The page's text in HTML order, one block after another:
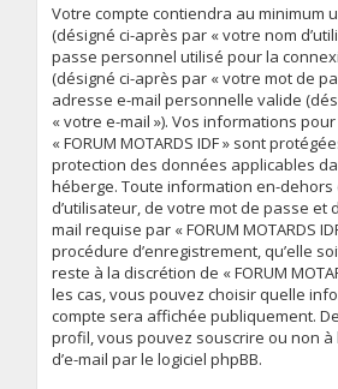
Votre compte contiendra au minimum
(désigné ci-après par « votre nom
passe personnel utilisé pour la
(désigné ci-après par « votre mot de
adresse e-mail personnelle valide
« votre e-mail »). Vos informations
« FORUM MOTARDS IDF » sont
protection des données applicables
héberge. Toute information en-dehors
d’utilisateur, de votre mot de passe et
mail requise par « FORUM MOTARDS
procédure d’enregistrement, qu’elle
reste à la discrétion de « FORUM
les cas, vous pouvez choisir quelle
compte sera affichée publiquement.
profil, vous pouvez souscrire ou non à
d’e-mail par le logiciel phpBB.